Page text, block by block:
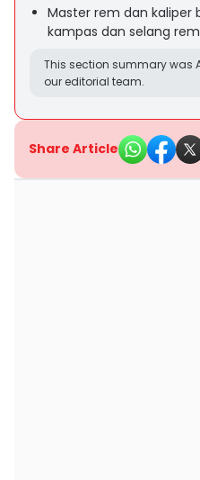
Master rem dan kaliper
kampas dan selang rem
This section summary was
our editorial team.
Share Article